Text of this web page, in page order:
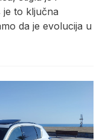
je to ključna
da je evolucija u